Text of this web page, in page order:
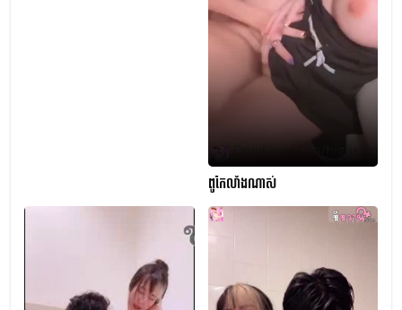
ពូកែលាំងណាស់